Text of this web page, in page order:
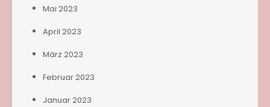
Mai 2023
April 2023
März 2023
Februar 2023
Januar 2023